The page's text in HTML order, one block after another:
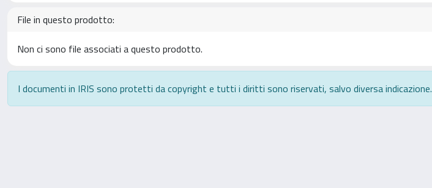
File in questo prodotto:
Non ci sono file associati a questo prodotto.
I documenti in IRIS sono protetti da copyright e tutti i diritti sono riservati, salvo diversa indicazione.